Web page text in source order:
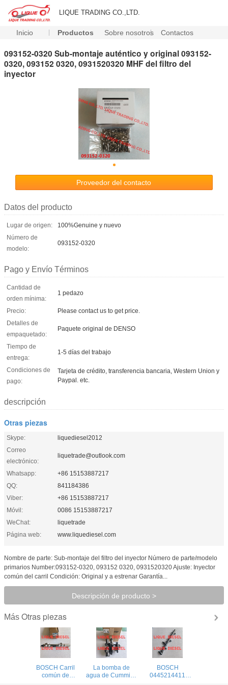
LIQUE TRADING CO.,LTD.
Inicio Productos Sobre nosotros Contactos
093152-0320 Sub-montaje auténtico y original 093152-
0320, 093152 0320, 0931520320 MHF del filtro del
inyector
Proveedor del contacto
Datos del producto
Lugar de origen:
100%Genuine y nuevo
Número de
modelo:
093152-0320
Pago y Envío Términos
Cantidad de
orden mínima:
1 pedazo
Precio:
Please contact us to get price.
Detalles de
empaquetado:
Paquete original de DENSO
Tiempo de
entrega:
1-5 días del trabajo
Condiciones de
pago:
Tarjeta de crédito, transferencia bancaria, Western Union y
Paypal. etc.
descripción
Otras piezas
Skype:
liquediesel2012
Correo
electrónico:
liquetrade@outlook.com
Whatsapp:
+86 15153887217
QQ:
841184386
Viber:
+86 15153887217
Móvil:
0086 15153887217
WeChat:
liquetrade
Página web:
www.liquediesel.com
Nombre de parte: Sub-montaje del filtro del inyector Número de parte/modelo
primarios Number:093152-0320, 093152 0320, 0931520320 Ajuste: Inyector
común del carril Condición: Original y a estrenar Garantía...
Descripción de producto >
Más Otras piezas
BOSCH Carril
común de
La bomba de
agua de Cummins
BOSCH
0445214411